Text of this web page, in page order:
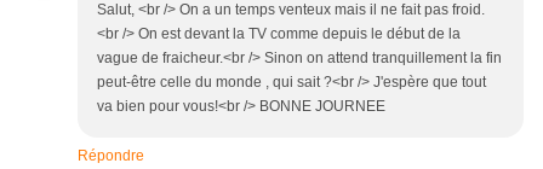
Salut, <br /> On a un temps venteux mais il ne fait pas froid.
<br /> On est devant la TV comme depuis le début de la
vague de fraicheur.<br /> Sinon on attend tranquillement la fin
peut-être celle du monde , qui sait ?<br /> J'espère que tout
va bien pour vous!<br /> BONNE JOURNEE
Répondre